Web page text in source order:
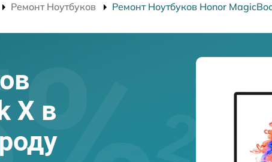
Ремонт Ноутбуков Ремонт Ноутбуков Honor
X в